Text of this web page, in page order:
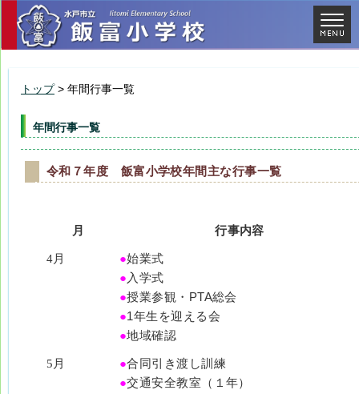
トップ> 年間行事一覧
年間行事一覧
令和７年度 飯富小学校年間主な行事一覧
月 行事内容
4月 ●始業式
● 入学式
●授業参観・PTA総会
●1年生を迎える会
●地域確認
5月 ●合同引き渡し訓練
●交通安全教室（１年）